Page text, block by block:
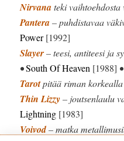
Nirvanateki
Pantera– puhdistavaa
Power[1992]
Slayer– teesi, antiteesi ja
•South Of Heaven [1988]
Tarotpitää riman korkealla
Thin Lizzy– joutsenlaulu
Lightning [1983]
Voivod– matka